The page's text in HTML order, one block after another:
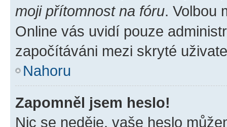
moji přítomnost na fóru. Volbou
Online vás uvidí pouze
započítáváni mezi skryté
Nahoru
Zapomněl jsem heslo!
Nic se neděje, vaše heslo